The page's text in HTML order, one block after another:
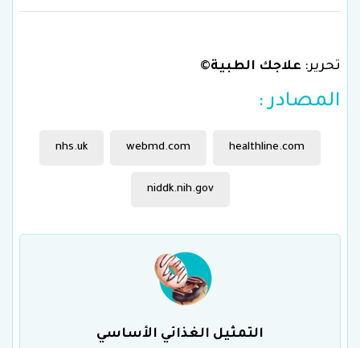
تحرير: علاجك الطبية©
المصادر :
healthline.com
webmd.com
nhs.uk
niddk.nih.gov
التمثيل الغذائي الأساسي